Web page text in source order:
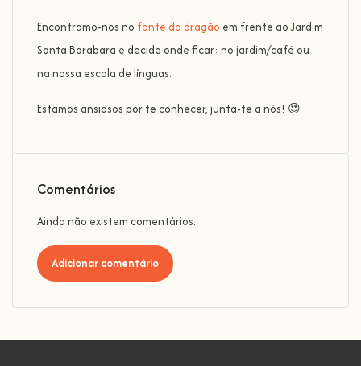
Encontramo-nos no fonte do dragão em frente ao Jardim
Santa Barabara e decide onde ficar: no jardim/café ou
na nossa escola de línguas.
Estamos ansiosos por te conhecer, junta-te a nós! 😍
Comentários
Ainda não existem comentários.
Adicionar comentário